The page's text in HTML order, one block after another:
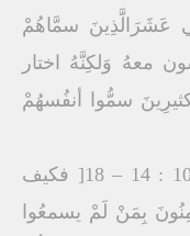
عَشَرَالَّذِينَ سمَّاهُمْ
معهُ وَلكِنَّهُ اختار
سمُّوا أنفُسهُمْ
البُولُس رِسالِة بُولُس لأِهل رُومية 10 : 14 – 18[ فكيف
بِهِ0وَكيف يُؤمِنُونَ بِمَنْ لَمْ يسمعُوا